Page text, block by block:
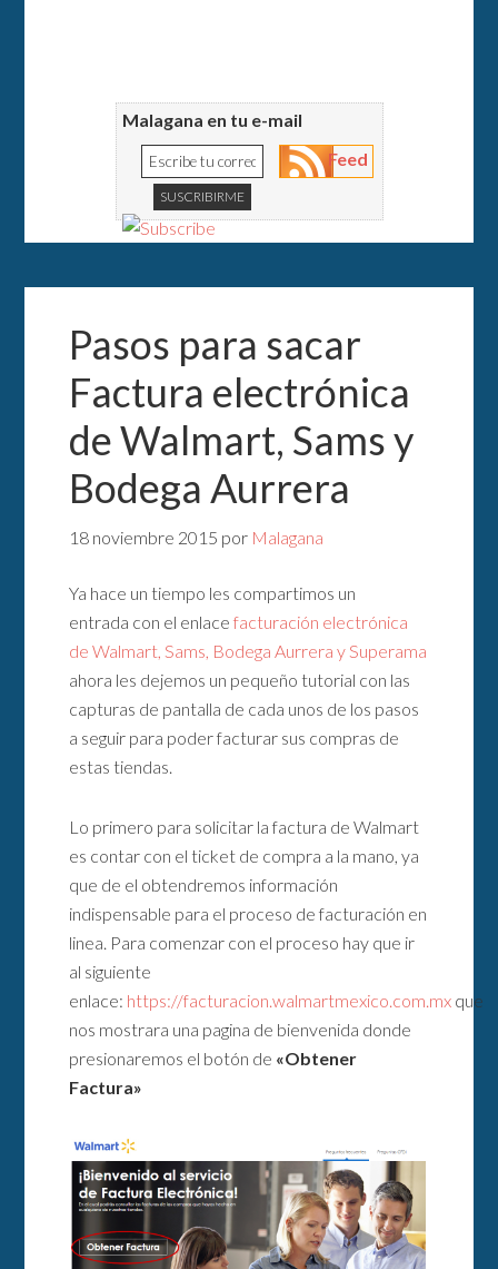
Malagana en tu e-mail
Feed
Pasos para sacar
Factura electrónica
de Walmart, Sams y
Bodega Aurrera
18 noviembre 2015 por Malagana
Ya hace un tiempo les compartimos un
entrada con el enlacefacturación electrónica
de Walmart, Sams, Bodega Aurrera y Superama
ahora les dejemos un pequeño tutorial con las
capturas de pantalla de cada unos de los pasos
a seguir para poder facturar sus compras de
estas tiendas.
Lo primero para solicitar la factura de Walmart
es contar con el ticket de compra a la mano, ya
que de el obtendremos información
indispensable para el proceso de facturación en
linea. Para comenzar con el proceso hay que ir
al siguiente
enlace: https://facturacion.walmartmexico.com.mx que
nos mostrara una pagina de bienvenida donde
presionaremos el botón de «Obtener
Factura»